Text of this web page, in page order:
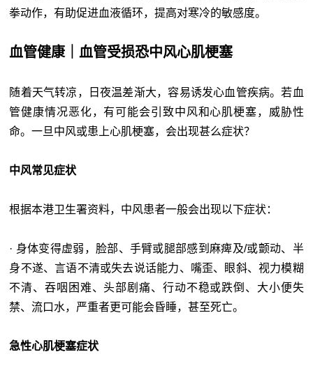
拳动作，有助促进血液循环，提高对寒冷的敏感度。
血管健康｜血管受损恐中风心肌梗塞
随着天气转凉，日夜温差渐大，容易诱发心血管疾病。若血
管健康情况恶化，有可能会引致中风和心肌梗塞，威胁性
命。一旦中风或患上心肌梗塞，会出现甚么症状？
中风常见症状
根据本港卫生署资料，中风患者一般会出现以下症状：
· 身体变得虚弱，脸部、手臂或腿部感到麻痺及/或颤动、半
身不遂、言语不清或失去说话能力、嘴歪、眼斜、视力模糊
不清、吞咽困难、头部剧痛、行动不稳或跌倒、大小便失
禁、流口水，严重者更可能会昏睡，甚至死亡。
急性心肌梗塞症状